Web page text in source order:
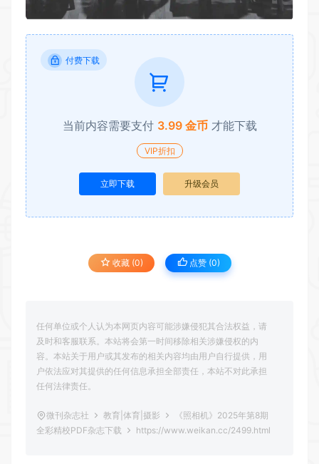
付费下载
当前内容需要支付 3.99 金币 才能下载
VIP折扣
立即下载 升级会员
收藏 (0) 点赞 (0)
任何单位或个人认为本网页内容可能涉嫌侵犯其合法权益，请
及时和客服联系。本站将会第一时间移除相关涉嫌侵权的内
容。本站关于用户或其发布的相关内容均由用户自行提供，用
户依法应对其提供的任何信息承担全部责任，本站不对此承担
任何法律责任。
微刊杂志社 教育|体育|摄影
《照相机》2025年第8期
全彩精校PDF杂志下载
https://www.weikan.cc/2499.html